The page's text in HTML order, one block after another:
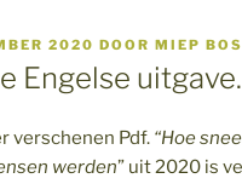
2020 DOOR MIEP BOS
Engelse uitgave.
verschenen Pdf. “Hoe
werden” uit 2020 is